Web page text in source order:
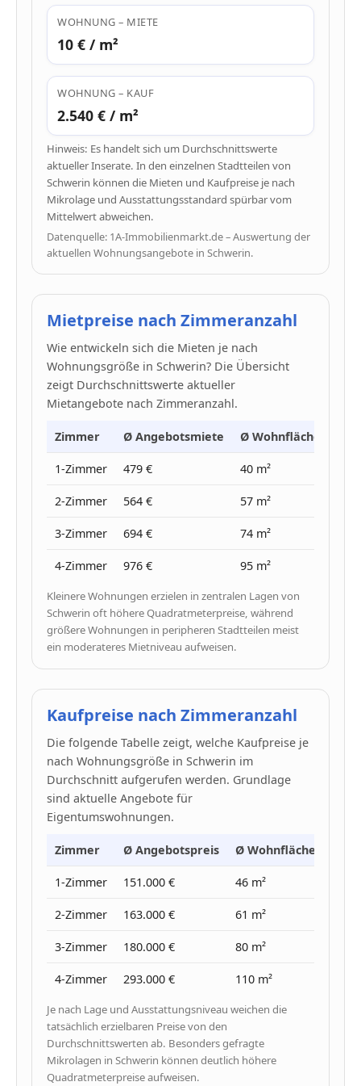
WOHNUNG – MIETE
10 € / m²
WOHNUNG – KAUF
2.540 € / m²
Hinweis: Es handelt sich um Durchschnittswerte
aktueller Inserate. In den einzelnen Stadtteilen von
Schwerin können die Mieten und Kaufpreise je nach
Mikrolage und Ausstattungsstandard spürbar vom
Mittelwert abweichen.
Datenquelle: 1A-Immobilienmarkt.de – Auswertung der
aktuellen Wohnungsangebote in Schwerin.
Mietpreise nach Zimmeranzahl
Wie entwickeln sich die Mieten je nach
Wohnungsgröße in Schwerin? Die Übersicht
zeigt Durchschnittswerte aktueller
Mietangebote nach Zimmeranzahl.
Zimmer Ø Angebotsmiete Ø Wohnfläche
1-Zimmer 479 € 40 m²
2-Zimmer 564 € 57 m²
3-Zimmer 694 € 74 m²
4-Zimmer 976 € 95 m²
Kleinere Wohnungen erzielen in zentralen Lagen von
Schwerin oft höhere Quadratmeterpreise, während
größere Wohnungen in peripheren Stadtteilen meist
ein moderateres Mietniveau aufweisen.
Kaufpreise nach Zimmeranzahl
Die folgende Tabelle zeigt, welche Kaufpreise je
nach Wohnungsgröße in Schwerin im
Durchschnitt aufgerufen werden. Grundlage
sind aktuelle Angebote für
Eigentumswohnungen.
Zimmer Ø Angebotspreis Ø Wohnfläche
1-Zimmer 151.000 € 46 m²
2-Zimmer 163.000 € 61 m²
3-Zimmer 180.000 € 80 m²
4-Zimmer 293.000 € 110 m²
Je nach Lage und Ausstattungsniveau weichen die
tatsächlich erzielbaren Preise von den
Durchschnittswerten ab. Besonders gefragte
Mikrolagen in Schwerin können deutlich höhere
Quadratmeterpreise aufweisen.